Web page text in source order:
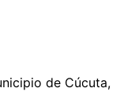
de Cúcuta,